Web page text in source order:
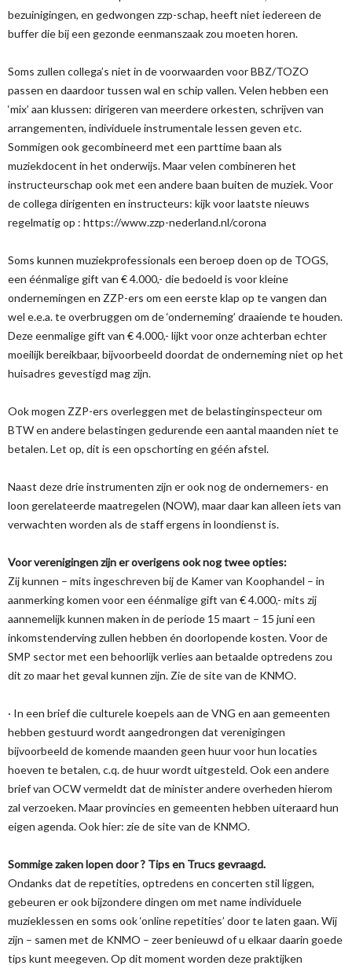
bezuinigingen, en gedwongen zzp-schap, heeft niet iedereen de
buffer die bij een gezonde eenmanszaak zou moeten horen.
Soms zullen collega’s niet in de voorwaarden voor BBZ/TOZO
passen en daardoor tussen wal en schip vallen. Velen hebben een
‘mix’ aan klussen: dirigeren van meerdere orkesten, schrijven van
arrangementen, individuele instrumentale lessen geven etc.
Sommigen ook gecombineerd met een parttime baan als
muziekdocent in het onderwijs. Maar velen combineren het
instructeurschap ook met een andere baan buiten de muziek. Voor
de collega dirigenten en instructeurs: kijk voor laatste nieuws
regelmatig op : https://www.zzp-nederland.nl/corona
Soms kunnen muziekprofessionals een beroep doen op de TOGS,
een éénmalige gift van € 4.000,- die bedoeld is voor kleine
ondernemingen en ZZP-ers om een eerste klap op te vangen dan
wel e.e.a. te overbruggen om de ‘onderneming’ draaiende te houden.
Deze eenmalige gift van € 4.000,- lijkt voor onze achterban echter
moeilijk bereikbaar, bijvoorbeeld doordat de onderneming niet op het
huisadres gevestigd mag zijn.
Ook mogen ZZP-ers overleggen met de belastinginspecteur om
BTW en andere belastingen gedurende een aantal maanden niet te
betalen. Let op, dit is een opschorting en géén afstel.
Naast deze drie instrumenten zijn er ook nog de ondernemers- en
loon gerelateerde maatregelen (NOW), maar daar kan alleen iets van
verwachten worden als de staff ergens in loondienst is.
Voor verenigingen zijn er overigens ook nog twee opties:
Zij kunnen – mits ingeschreven bij de Kamer van Koophandel – in
aanmerking komen voor een éénmalige gift van € 4.000,- mits zij
aannemelijk kunnen maken in de periode 15 maart – 15 juni een
inkomstenderving zullen hebben én doorlopende kosten. Voor de
SMP sector met een behoorlijk verlies aan betaalde optredens zou
dit zo maar het geval kunnen zijn. Zie de site van de KNMO.
· In een brief die culturele koepels aan de VNG en aan gemeenten
hebben gestuurd wordt aangedrongen dat verenigingen
bijvoorbeeld de komende maanden geen huur voor hun locaties
hoeven te betalen, c.q. de huur wordt uitgesteld. Ook een andere
brief van OCW vermeldt dat de minister andere overheden hierom
zal verzoeken. Maar provincies en gemeenten hebben uiteraard hun
eigen agenda. Ook hier: zie de site van de KNMO.
Sommige zaken lopen door ? Tips en Trucs gevraagd.
Ondanks dat de repetities, optredens en concerten stil liggen,
gebeuren er ook bijzondere dingen om met name individuele
muzieklessen en soms ook ‘online repetities’ door te laten gaan. Wij
zijn – samen met de KNMO – zeer benieuwd of u elkaar daarin goede
tips kunt meegeven. Op dit moment worden deze praktijken